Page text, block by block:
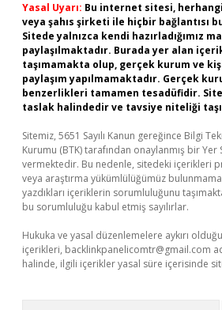
Yasal Uyarı: Bu internet sitesi,
veya şahıs şirketi ile hiçbir bağlantısı
Sitede yalnızca kendi hazırladığımız
paylaşılmaktadır. Burada yer alan
taşımamakta olup, gerçek kurum ve
paylaşım yapılmamaktadır. Gerçek
benzerlikleri tamamen tesadüfidir.
taslak halindedir ve tavsiye niteliği
Sitemiz, 5651 Sayılı Kanun gereğince Bilgi
Kurumu (BTK) tarafından onaylanmış bir Yer
vermektedir. Bu nedenle, sitedeki içerikleri
veya araştırma yükümlülüğümüz
yazdıkları içeriklerin sorumluluğunu
bu sorumluluğu kabul etmiş sayılırlar.
Hukuka ve yasal düzenlemelere aykırı
içerikleri, backlinkpanelicomtr@gmail.com
halinde, ilgili içerikler yasal süre içerisinde